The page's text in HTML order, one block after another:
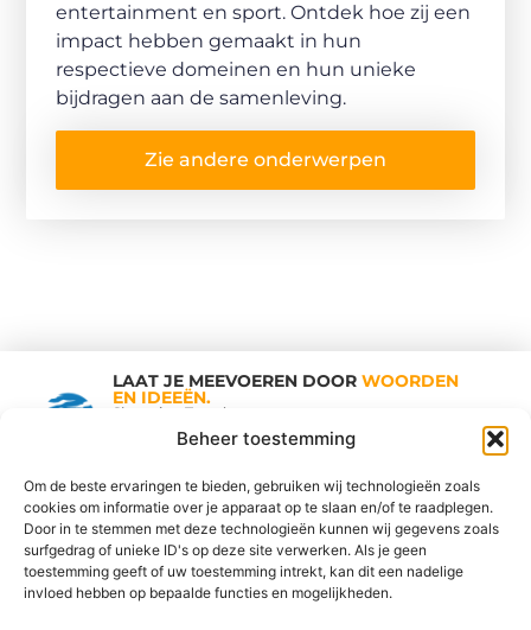
Beheer toestemming
Om de beste ervaringen te bieden, gebruiken wij technologieën zoals
cookies om informatie over je apparaat op te slaan en/of te raadplegen.
Door in te stemmen met deze technologieën kunnen wij gegevens zoals
surfgedrag of unieke ID's op deze site verwerken. Als je geen
toestemming geeft of uw toestemming intrekt, kan dit een nadelige
invloed hebben op bepaalde functies en mogelijkheden.
entertainment en sport. Ontdek hoe zij een
impact hebben gemaakt in hun
respectieve domeinen en hun unieke
bijdragen aan de samenleving.
Zie andere onderwerpen
LAAT JE MEEVOEREN DOOR WOORDEN
EN IDEEËN.
Shopping Trends
Vind Ons Hier :